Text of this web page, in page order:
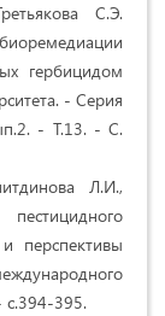
С.Э.
гербицидом
- Серия
- Т.13. - С.
Л.И.,
перспективы
с.394-395.